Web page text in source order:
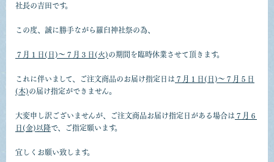
社長の吉田です。
この度、誠に勝手ながら羅臼神社祭の為、
７月１日(日)～７月３日(火)の期間を臨時休業させて頂きます。
これに伴いまして、ご注文商品のお届け指定日は ７月１日(日)～７月５日
(木)の届け指定ができません。
大変申し訳ございませんが、ご注文商品お届け指定日がある場合は ７月６
日(金)以降で、ご指定願います。
宜しくお願い致します。